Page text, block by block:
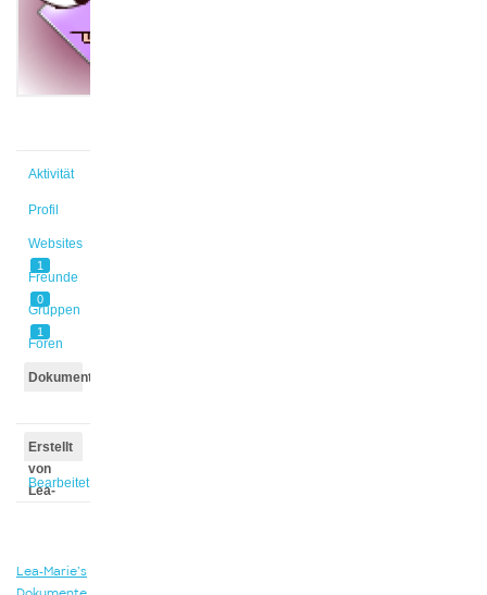
Aktivität
Profil
Websites
1
Freunde
0
Gruppen
1
Foren
Dokumente
Erstellt
von
Lea-
Bearbeitet
Lea-Marie’s